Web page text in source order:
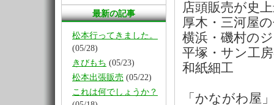
最新の記事
松本行ってきました。
(05/28)
きびもち (05/23)
松本出張販売 (05/22)
これは何でしょうか？
店頭販売が史
厚木・三河屋
横浜・磯村の
平塚・サン工
和紙細工
「かながわ屋